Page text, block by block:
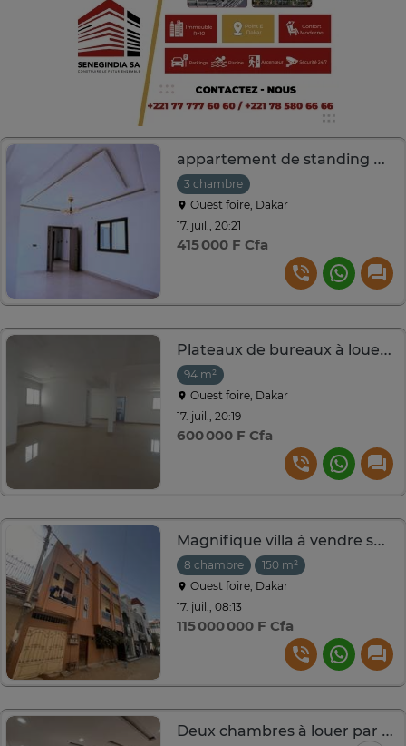
appartement de standing Ouest Foire
3 chambre
Ouest foire, Dakar
17. juil., 20:21
415 000 F Cfa
Plateaux de bureaux à louer sur la VDN
94 m²
Ouest foire, Dakar
17. juil., 20:19
600 000 F Cfa
Magnifique villa à vendre sur OUEST FOIRE
8 chambre
150 m²
Ouest foire, Dakar
17. juil., 08:13
115 000 000 F Cfa
Deux chambres à louer par mois